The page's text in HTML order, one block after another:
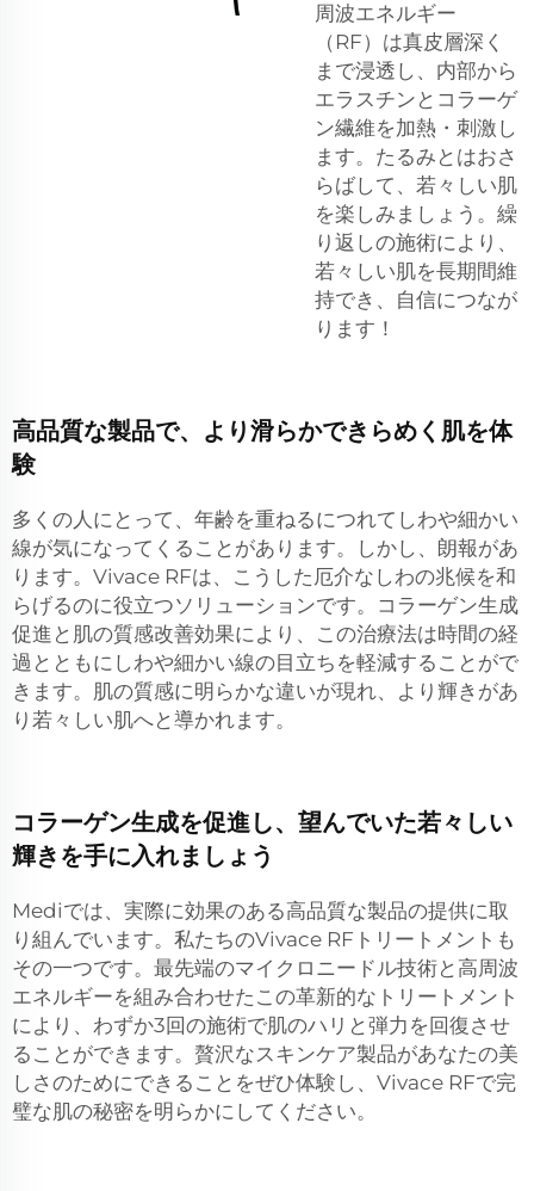
周波エネルギー
（RF）は真皮層深く
まで浸透し、内部から
エラスチンとコラーゲ
ン繊維を加熱・刺激し
ます。たるみとはおさ
らばして、若々しい肌
を楽しみましょう。繰
り返しの施術により、
若々しい肌を長期間維
持でき、自信につなが
ります！
高品質な製品で、より滑らかできらめく肌を体
験
多くの人にとって、年齢を重ねるにつれてしわや細かい
線が気になってくることがあります。しかし、朗報があ
ります。Vivace RFは、こうした厄介なしわの兆候を和
らげるのに役立つソリューションです。コラーゲン生成
促進と肌の質感改善効果により、この治療法は時間の経
過とともにしわや細かい線の目立ちを軽減することがで
きます。肌の質感に明らかな違いが現れ、より輝きがあ
り若々しい肌へと導かれます。
コラーゲン生成を促進し、望んでいた若々しい
輝きを手に入れましょう
Mediでは、実際に効果のある高品質な製品の提供に取
り組んでいます。私たちのVivace RFトリートメントも
その一つです。最先端のマイクロニードル技術と高周波
エネルギーを組み合わせたこの革新的なトリートメント
により、わずか3回の施術で肌のハリと弾力を回復させ
ることができます。贅沢なスキンケア製品があなたの美
しさのためにできることをぜひ体験し、Vivace RFで完
璧な肌の秘密を明らかにしてください。